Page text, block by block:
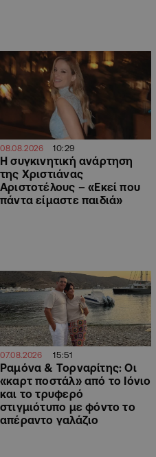
08.08.2026 10:29
H συγκινητική ανάρτηση
της Χριστιάνας
Αριστοτέλους – «Εκεί που
πάντα είμαστε παιδιά»
07.08.2026 15:51
Ραμόνα & Τορναρίτης: Οι
«καρτ ποστάλ» από το Ιόνιο
και το τρυφερό
στιγμιότυπο με φόντο το
απέραντο γαλάζιο